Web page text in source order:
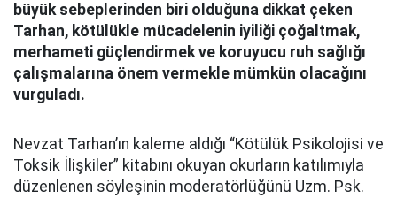
büyük sebeplerinden biri olduğuna dikkat çeken
Tarhan, kötülükle mücadelenin iyiliği çoğaltmak,
merhameti güçlendirmek ve koruyucu ruh sağlığı
çalışmalarına önem vermekle mümkün olacağını
vurguladı.
Nevzat Tarhan’ın kaleme aldığı “Kötülük Psikolojisi ve
Toksik İlişkiler” kitabını okuyan okurların katılımıyla
düzenlenen söyleşinin moderatörlüğünü Uzm. Psk.